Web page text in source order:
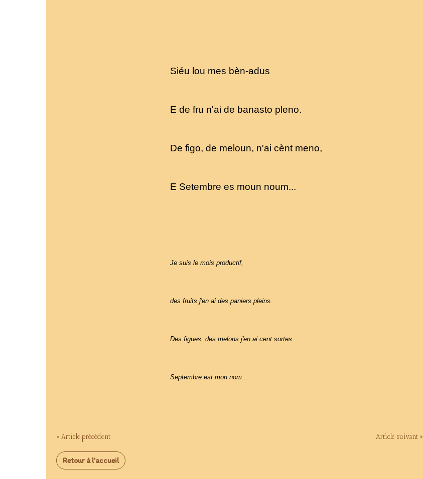
Siéu lou mes bèn-adus
E de fru n'ai de banasto pleno.
De figo, de meloun, n'ai cènt meno,
E Setembre es moun noum...
Je suis le mois productif,
des fruits j'en ai des paniers pleins.
Des figues, des melons j'en ai cent sortes
Septembre est mon nom...
« Article précédent Article suivant »
Retour à l'accueil